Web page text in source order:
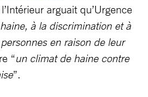
arguait qu’Urgence
à la discrimination et à
en raison de leur
“un climat de haine contre
”.